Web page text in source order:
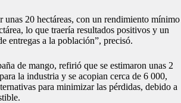
unas 20 hectáreas, con un rendimiento mínimo
lo que traería resultados positivos y un
entregas a la población”, precisó.
de mango, refirió que se estimaron unas 2
la industria y se acopian cerca de 6 000,
para minimizar las pérdidas, debido a